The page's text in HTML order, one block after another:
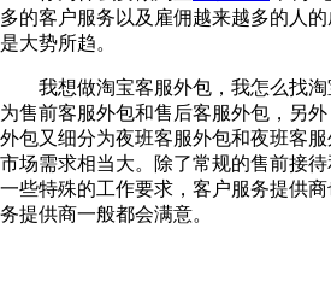
多的客户服务以及雇佣越来越多的人
是大势所趋。
我想做淘宝客服外包，我怎么找淘
为售前客服外包和售后客服外包，另
外包又细分为夜班客服外包和夜班客
市场需求相当大。除了常规的售前接
一些特殊的工作要求，客户服务提供
务提供商一般都会满意。